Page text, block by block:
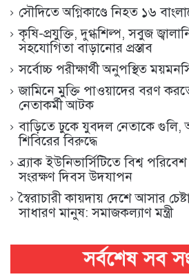
সৌদিতে অগ্নিকাণ্ডে নিহত ১৬
কৃষি-প্রযুক্তি, দুগ্ধশিল্প, সবুজ
সহযোগিতা বাড়ানোর প্রস্তাব
সর্বোচ্চ পরীক্ষার্থী অনুপস্থিত
জামিনে মুক্তি পাওয়াদের বরণ
নেতাকর্মী আটক
বাড়িতে ঢুকে যুবদল নেতাকে গুলি,
শিবিরের বিরুদ্ধে
ব্র্যাক ইউনিভার্সিটিতে বিশ্ব
সংরক্ষণ দিবস উদযাপন
স্বৈরাচারী কায়দায় দেশে আসার
সাধারণ মানুষ: সমাজকল্যাণ মন্ত্রী